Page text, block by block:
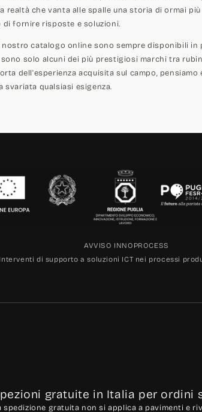
che vanta alle spalle una storia di ormai
fornire risposte e soluzioni.
catalogo online sono sempre disponibili in
sono solo alcuni dei più prestigiosi marchi tra
dell'esperienza acquisita sul campo,
qualsiasi esigenza.
AVVISO INNOPROCESS
Interventi di supporto a soluzioni ICT nei processi
gratuite in Italia per ordini
spedizione gratuita non si applica a pavimenti e